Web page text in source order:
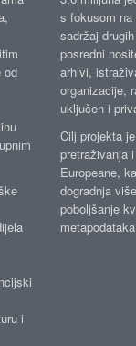
od
i
s fokusom
sadržaj
posredni
arhivi,
organizacije,
uključen i
Cilj projekta
pretraživanja
Europeane,
dogradnja
poboljšanje